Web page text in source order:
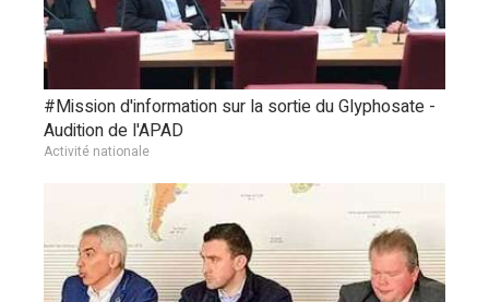
#Mission d'information sur la sortie du Glyphosate -
Audition de l'APAD
Activité nationale